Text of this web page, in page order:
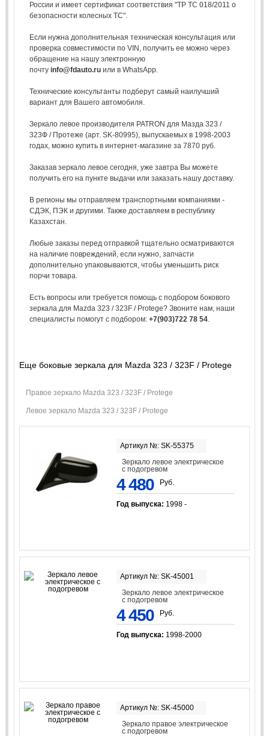
России и имеет сертификат соответствия "ТР ТС 018/2011 о
безопасности колесных ТС".
Если нужна дополнительная техническая консультация или
проверка совместимости по VIN, получить ее можно через
обращение на нашу электронную
почту info@fdauto.ruили в WhatsApp.
Технические консультанты подберут самый наилучший
вариант для Вашего автомобиля.
Зеркало левое производителя PATRON для Мазда 323 /
323Ф / Протеже (арт. SK-80995), выпускаемых в 1998-2003
годах, можно купить в интернет-магазине за 7870 руб.
Заказав зеркало левое сегодня, уже завтра Вы можете
получить его на пункте выдачи или заказать нашу доставку.
В регионы мы отправляем транспортными компаниями -
СДЭК, ПЭК и другими. Также доставляем в республику
Казахстан.
Любые заказы перед отправкой тщательно осматриваются
на наличие повреждений, если нужно, запчасти
дополнительно упаковываются, чтобы уменьшить риск
порчи товара.
Есть вопросы или требуется помощь с подбором бокового
зеркала для Mazda 323 / 323F / Protege? Звоните нам, наши
специалисты помогут с подбором: +7(903)722 78 54.
Еще боковые зеркала для Mazda 323 / 323F / Protege
Правое зеркало Mazda 323 / 323F / Protege
Левое зеркало Mazda 323 / 323F / Protege
Артикул №: SK-55375
Зеркало левое электрическое
с подогревом
4 480 Руб.
Год выпуска: 1998 -
Артикул №: SK-45001
Зеркало левое электрическое
с подогревом
4 450 Руб.
Год выпуска: 1998-2000
Артикул №: SK-45000
Зеркало правое электрическое
с подогревом